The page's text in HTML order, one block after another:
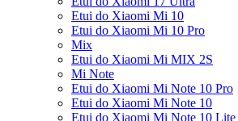
Etui do Xiaomi Mi 10
Etui do Xiaomi Mi 10 Pro
Mix
Etui do Xiaomi Mi MIX 2S
Mi Note
Etui do Xiaomi Mi Note 10 Pro
Etui do Xiaomi Mi Note 10
Etui do Xiaomi Mi Note 10 Lite